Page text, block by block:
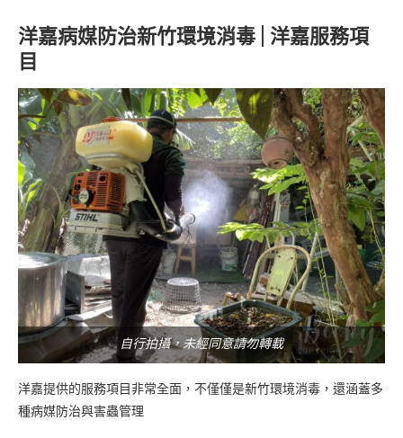
洋嘉病媒防治新竹環境消毒 | 洋嘉服務項
目
自行拍攝，未經同意請勿轉載
洋嘉提供的服務項目非常全面，不僅僅是新竹環境消毒，還涵蓋多
種病媒防治與害蟲管理